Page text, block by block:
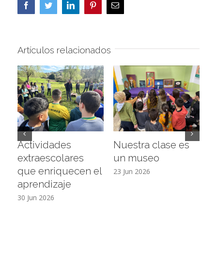
FacebookTwitterLinkedInPinterestCorreo
electrónico
Artículos relacionados
Actividades
extraescolares
que enriquecen el
aprendizaje
30 Jun 2026
Nuestra clase es
un museo
23 Jun 2026